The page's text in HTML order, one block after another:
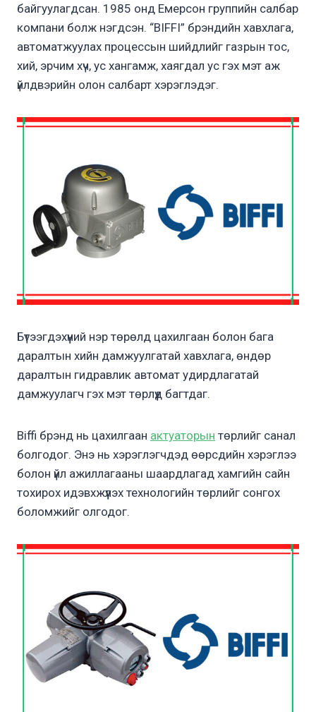
байгуулагдсан. 1985 онд Емерсон группийн салбар
компани болж нэгдсэн. “BIFFI” брэндийн хавхлага,
автоматжуулах процессын шийдлийг газрын тос,
хий, эрчим хүч, ус хангамж, хаягдал ус гэх мэт аж
үйлдвэрийн олон салбарт хэрэглэдэг.
Бүтээгдэхүүний нэр төрөлд цахилгаан болон бага
даралтын хийн дамжуулгатай хавхлага, өндөр
даралтын гидравлик автомат удирдлагатай
дамжуулагч гэх мэт төрлүүд багтдаг.
Biffi брэнд нь цахилгаан актуаторын төрлийг санал
болгодог. Энэ нь хэрэглэгчдэд өөрсдийн хэрэглээ
болон үйл ажиллагааны шаардлагад хамгийн сайн
тохирох идэвхжүүлэх технологийн төрлийг сонгох
боломжийг олгодог.